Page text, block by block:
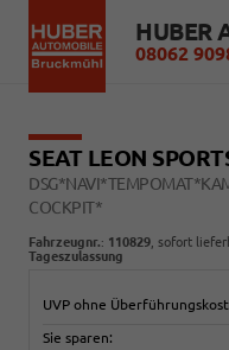
08062
SEAT LEON
COCKPIT*
Fahrzeugnr.: 110829 sofort
Tageszulassung
UVP ohne
Sie sparen: